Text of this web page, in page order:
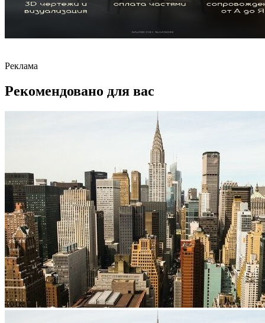
Реклама
Рекомендовано для вас